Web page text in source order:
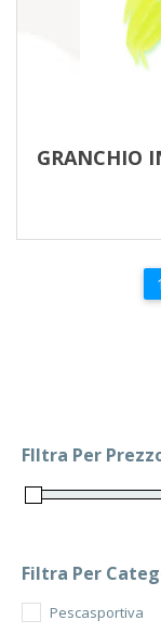
GRANCHIO
1
FIltra Per
Filtra Per
Pescasportiva